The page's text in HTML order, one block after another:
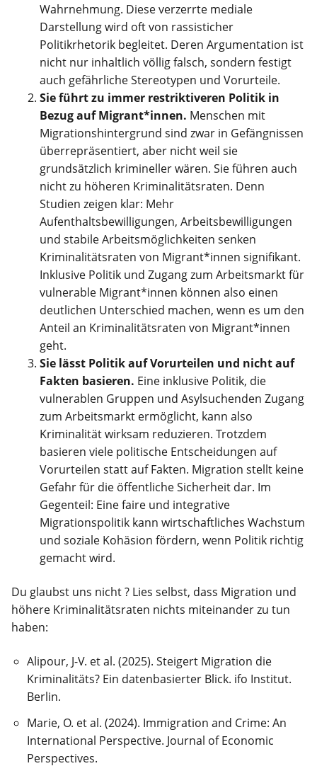
Wahrnehmung. Diese verzerrte mediale
Darstellung wird oft von rassisticher
Politikrhetorik begleitet. Deren Argumentation ist
nicht nur inhaltlich völlig falsch, sondern festigt
auch gefährliche Stereotypen und Vorurteile.
Sie führt zu immer restriktiveren Politik in
Bezug auf Migrant*innen. Menschen mit
Migrationshintergrund sind zwar in Gefängnissen
überrepräsentiert, aber nicht weil sie
grundsätzlich krimineller wären. Sie führen auch
nicht zu höheren Kriminalitätsraten. Denn
Studien zeigen klar: Mehr
Aufenthaltsbewilligungen, Arbeitsbewilligungen
und stabile Arbeitsmöglichkeiten senken
Kriminalitätsraten von Migrant*innen signifikant.
Inklusive Politik und Zugang zum Arbeitsmarkt für
vulnerable Migrant*innen können also einen
deutlichen Unterschied machen, wenn es um den
Anteil an Kriminalitätsraten von Migrant*innen
geht.
Sie lässt Politik auf Vorurteilen und nicht auf
Fakten basieren. Eine inklusive Politik, die
vulnerablen Gruppen und Asylsuchenden Zugang
zum Arbeitsmarkt ermöglicht, kann also
Kriminalität wirksam reduzieren. Trotzdem
basieren viele politische Entscheidungen auf
Vorurteilen statt auf Fakten. Migration stellt keine
Gefahr für die öffentliche Sicherheit dar. Im
Gegenteil: Eine faire und integrative
Migrationspolitik kann wirtschaftliches Wachstum
und soziale Kohäsion fördern, wenn Politik richtig
gemacht wird.
Du glaubst uns nicht ? Lies selbst, dass Migration und
höhere Kriminalitätsraten nichts miteinander zu tun
haben:
Alipour, J-V. et al. (2025). Steigert Migration die
Kriminalitäts? Ein datenbasierter Blick. ifo Institut.
Berlin.
Marie, O. et al. (2024). Immigration and Crime: An
International Perspective. Journal of Economic
Perspectives.